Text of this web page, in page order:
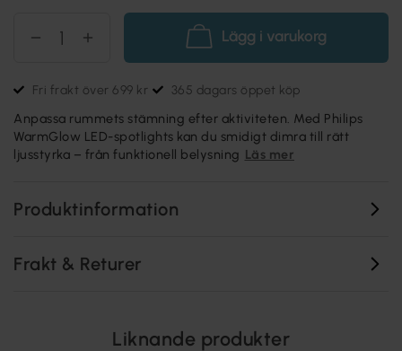
Lägg i varukorg
Fri frakt över 699 kr 365 dagars öppet köp
Anpassa rummets stämning efter aktiviteten. Med Philips
WarmGlow LED-spotlights kan du smidigt dimra till rätt
ljusstyrka – från funktionell belysning Läs mer
Produktinformation
Frakt & Returer
Liknande produkter